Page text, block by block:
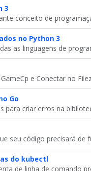
3
conceito de
no Python 3
as linguagens de
e Conectar no
Go
criar erros na
seu código precisará de
do kubectl
de linha de comando